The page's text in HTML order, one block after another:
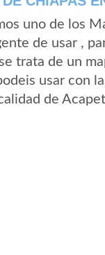
uno de los
de usar ,
trata de un
usar con
de